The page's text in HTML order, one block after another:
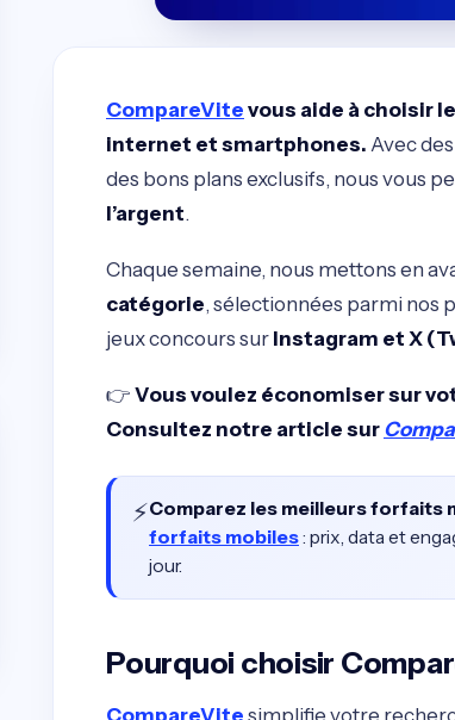
CompareVite vous aide à choisir
internet et smartphones. Avec
des bons plans exclusifs, nous vous
l’argent.
Chaque semaine, nous mettons en
catégorie, sélectionnées parmi nos
jeux concours sur Instagram et X
👉 Vous voulez économiser sur
Consultez notre article sur
⚡Comparez les meilleurs forfaits
forfaits mobiles: prix, data et
jour.
Pourquoi choisir